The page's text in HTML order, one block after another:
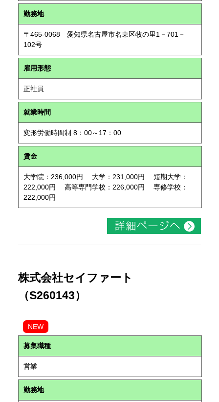
勤務地
〒465-0068 愛知県名古屋市名東区牧の里1－701－
102号
雇用形態
正社員
就業時間
変形労働時間制 8：00～17：00
賃金
大学院：236,000円 大学：231,000円 短期大学：
222,000円 高等専門学校：226,000円 専修学校：
222,000円
株式会社セイファート
（S260143）
NEW
募集職種
営業
勤務地